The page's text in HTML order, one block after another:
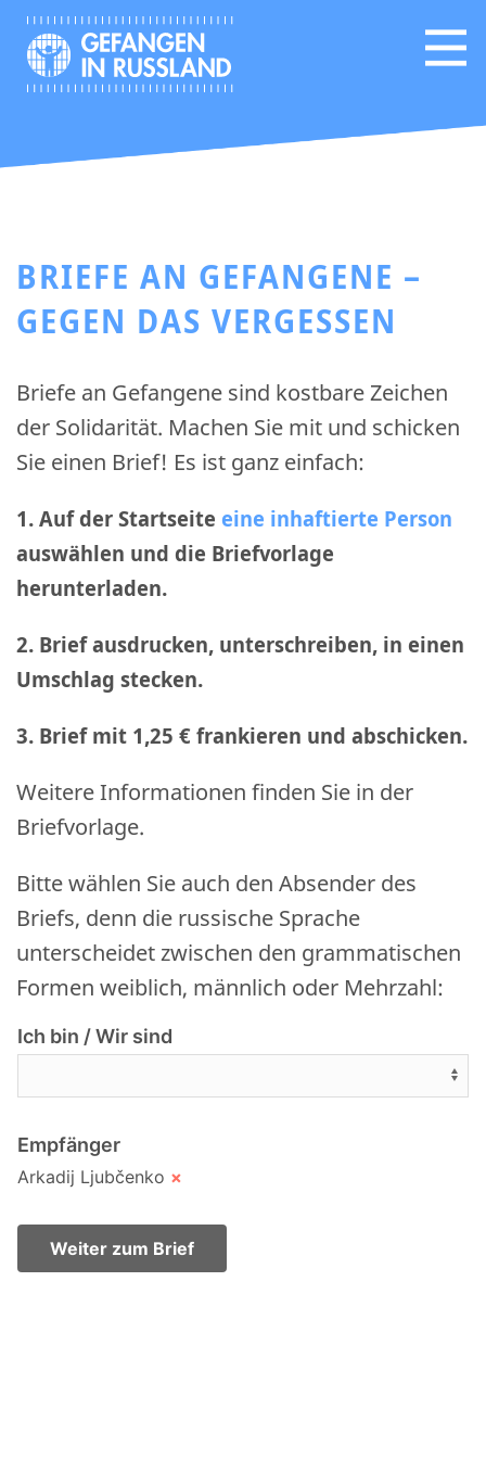
BRIEFE AN GEFANGENE –
GEGEN DAS VERGESSEN
Briefe an Gefangene sind kostbare Zeichen
der Solidarität. Machen Sie mit und schicken
Sie einen Brief! Es ist ganz einfach:
1. Auf der Startseite eine inhaftierte Person
auswählen und die Briefvorlage
herunterladen.
2. Brief ausdrucken, unterschreiben, in einen
Umschlag stecken.
3. Brief mit 1,25 € frankieren und abschicken.
Weitere Informationen finden Sie in der
Briefvorlage.
Bitte wählen Sie auch den Absender des
Briefs, denn die russische Sprache
unterscheidet zwischen den grammatischen
Formen weiblich, männlich oder Mehrzahl:
Ich bin / Wir sind
Empfänger
Arkadij Ljubčenko ×
Weiter zum Brief